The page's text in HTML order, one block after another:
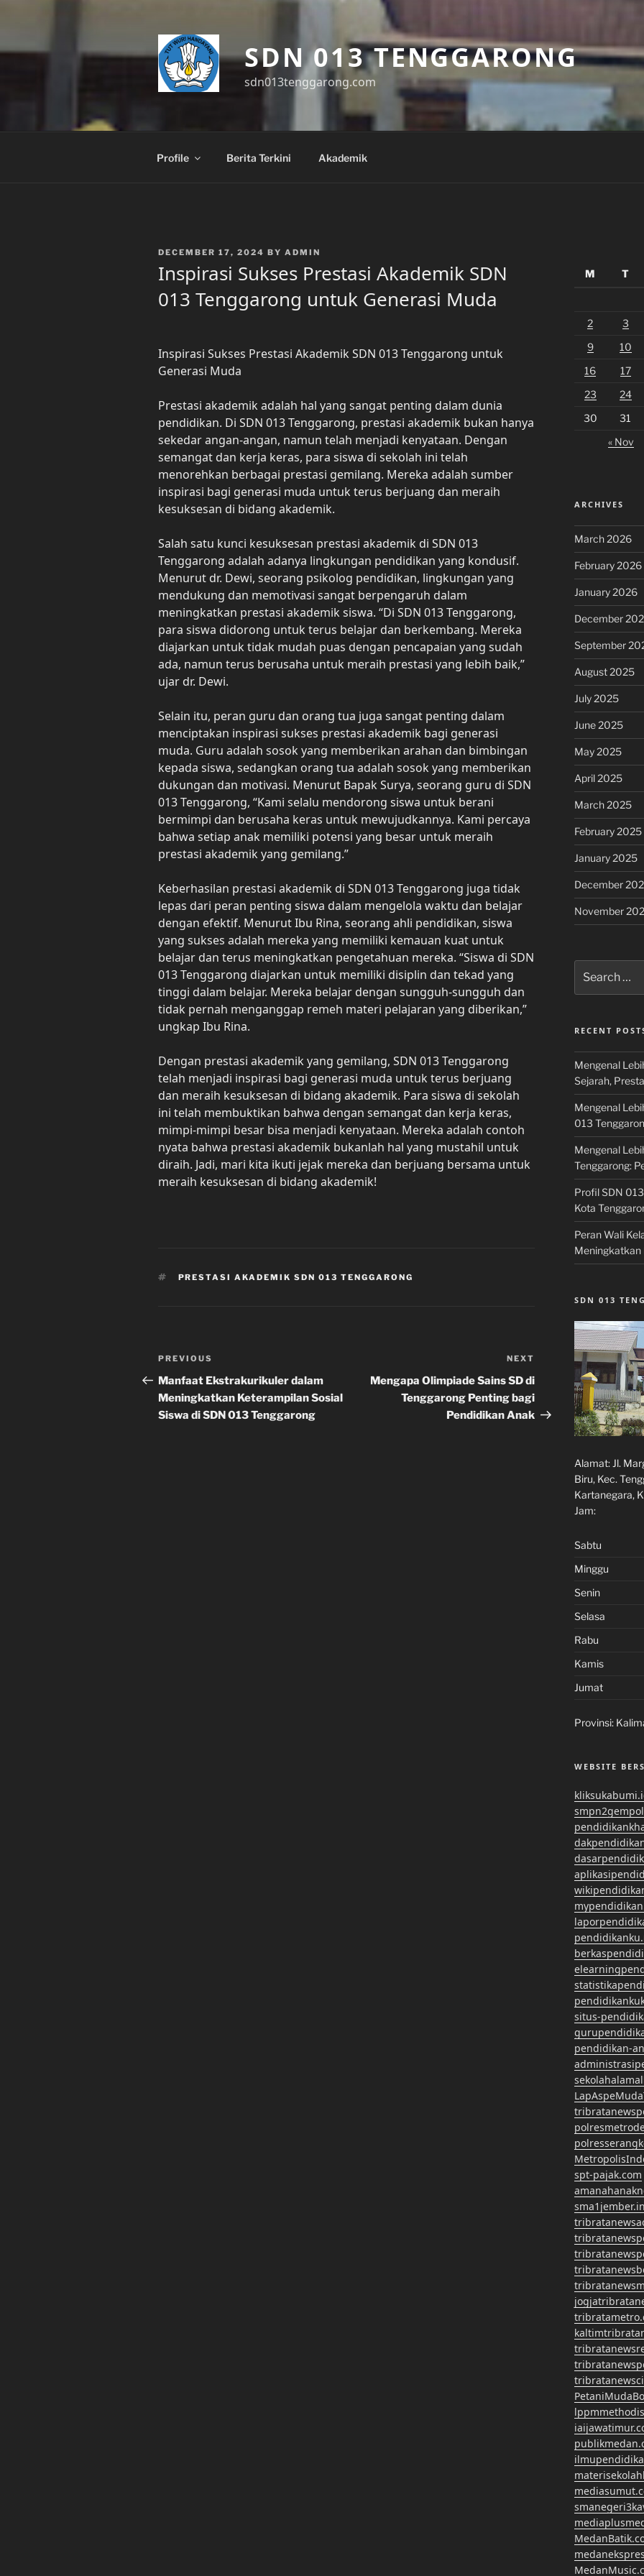
SDN 013 TENGGARONG
sdn013tenggarong.com
Profile Berita Terkini Akademik
POSTED
DECEMBER 17, 2024 BY ADMIN
Inspirasi Sukses Prestasi Akademik SDN
013 Tenggarong untuk Generasi Muda
Inspirasi Sukses Prestasi Akademik SDN 013 Tenggarong untuk
Generasi Muda
Prestasi akademik adalah hal yang sangat penting dalam dunia
pendidikan. Di SDN 013 Tenggarong, prestasi akademik bukan hanya
sekedar angan-angan, namun telah menjadi kenyataan. Dengan
semangat dan kerja keras, para siswa di sekolah ini telah
menorehkan berbagai prestasi gemilang. Mereka adalah sumber
inspirasi bagi generasi muda untuk terus berjuang dan meraih
kesuksesan di bidang akademik.
Salah satu kunci kesuksesan prestasi akademik di SDN 013
Tenggarong adalah adanya lingkungan pendidikan yang kondusif.
Menurut dr. Dewi, seorang psikolog pendidikan, lingkungan yang
mendukung dan memotivasi sangat berpengaruh dalam
meningkatkan prestasi akademik siswa. “Di SDN 013 Tenggarong,
para siswa didorong untuk terus belajar dan berkembang. Mereka
diajarkan untuk tidak mudah puas dengan pencapaian yang sudah
ada, namun terus berusaha untuk meraih prestasi yang lebih baik,”
ujar dr. Dewi.
Selain itu, peran guru dan orang tua juga sangat penting dalam
menciptakan inspirasi sukses prestasi akademik bagi generasi
muda. Guru adalah sosok yang memberikan arahan dan bimbingan
kepada siswa, sedangkan orang tua adalah sosok yang memberikan
dukungan dan motivasi. Menurut Bapak Surya, seorang guru di SDN
013 Tenggarong, “Kami selalu mendorong siswa untuk berani
bermimpi dan berusaha keras untuk mewujudkannya. Kami percaya
bahwa setiap anak memiliki potensi yang besar untuk meraih
prestasi akademik yang gemilang.”
Keberhasilan prestasi akademik di SDN 013 Tenggarong juga tidak
lepas dari peran penting siswa dalam mengelola waktu dan belajar
dengan efektif. Menurut Ibu Rina, seorang ahli pendidikan, siswa
yang sukses adalah mereka yang memiliki kemauan kuat untuk
belajar dan terus meningkatkan pengetahuan mereka. “Siswa di SDN
013 Tenggarong diajarkan untuk memiliki disiplin dan tekad yang
tinggi dalam belajar. Mereka belajar dengan sungguh-sungguh dan
tidak pernah menganggap remeh materi pelajaran yang diberikan,”
ungkap Ibu Rina.
Dengan prestasi akademik yang gemilang, SDN 013 Tenggarong
telah menjadi inspirasi bagi generasi muda untuk terus berjuang
dan meraih kesuksesan di bidang akademik. Para siswa di sekolah
ini telah membuktikan bahwa dengan semangat dan kerja keras,
mimpi-mimpi besar bisa menjadi kenyataan. Mereka adalah contoh
nyata bahwa prestasi akademik bukanlah hal yang mustahil untuk
diraih. Jadi, mari kita ikuti jejak mereka dan berjuang bersama untuk
meraih kesuksesan di bidang akademik!
TAGS
PRESTASI AKADEMIK SDN 013 TENGGARONG
Post
navigation
Previous
Post
PREVIOUS
Manfaat Ekstrakurikuler dalam
Meningkatkan Keterampilan Sosial
Siswa di SDN 013 Tenggarong
Post
NEXT
Mengapa Olimpiade Sains SD di
Tenggarong Penting bagi
Pendidikan Anak
M
T
2
3
9
10
16
17
23
24
30
31
« Nov
ARCHIVES
March 2026
February 2026
January 2026
December
September
August 2025
July 2025
June 2025
May 2025
April 2025
March 2025
February 2025
January 2025
December
November
for:
RECENT
Mengenal
Sejarah,
Mengenal
013
Mengenal
Tenggarong:
Profil SDN
Kota
Peran Wali
Meningkatkan
SDN 013
Alamat: Jl.
Biru, Kec.
Kartanegara,
Jam:
Sabtu
Minggu
Senin
Selasa
Rabu
Kamis
Jumat
Provinsi:
WEBSITE
situs-
pendidikan-
spt-pajak.com